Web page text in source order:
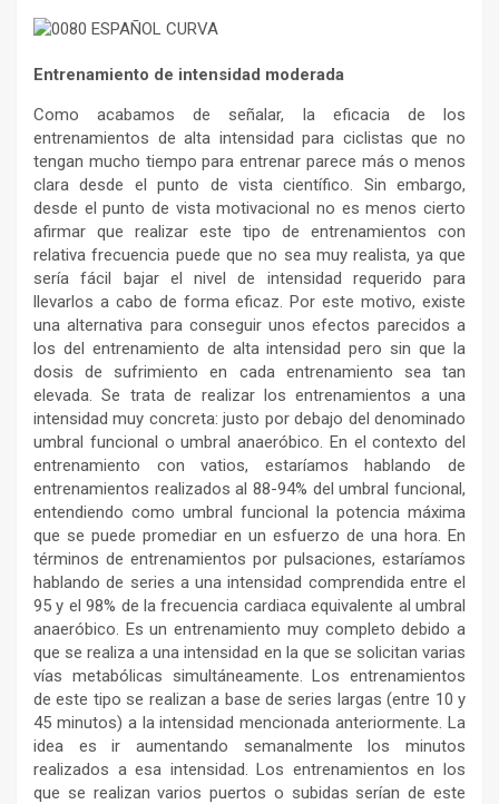
Entrenamiento de intensidad moderada
Como acabamos de señalar, la eficacia de los
entrenamientos de alta intensidad para ciclistas que no
tengan mucho tiempo para entrenar parece más o menos
clara desde el punto de vista científico. Sin embargo,
desde el punto de vista motivacional no es menos cierto
afirmar que realizar este tipo de entrenamientos con
relativa frecuencia puede que no sea muy realista, ya que
sería fácil bajar el nivel de intensidad requerido para
llevarlos a cabo de forma eficaz. Por este motivo, existe
una alternativa para conseguir unos efectos parecidos a
los del entrenamiento de alta intensidad pero sin que la
dosis de sufrimiento en cada entrenamiento sea tan
elevada. Se trata de realizar los entrenamientos a una
intensidad muy concreta: justo por debajo del denominado
umbral funcional o umbral anaeróbico. En el contexto del
entrenamiento con vatios, estaríamos hablando de
entrenamientos realizados al 88-94% del umbral funcional,
entendiendo como umbral funcional la potencia máxima
que se puede promediar en un esfuerzo de una hora. En
términos de entrenamientos por pulsaciones, estaríamos
hablando de series a una intensidad comprendida entre el
95 y el 98% de la frecuencia cardiaca equivalente al umbral
anaeróbico. Es un entrenamiento muy completo debido a
que se realiza a una intensidad en la que se solicitan varias
vías metabólicas simultáneamente. Los entrenamientos
de este tipo se realizan a base de series largas (entre 10 y
45 minutos) a la intensidad mencionada anteriormente. La
idea es ir aumentando semanalmente los minutos
realizados a esa intensidad. Los entrenamientos en los
que se realizan varios puertos o subidas serían de este